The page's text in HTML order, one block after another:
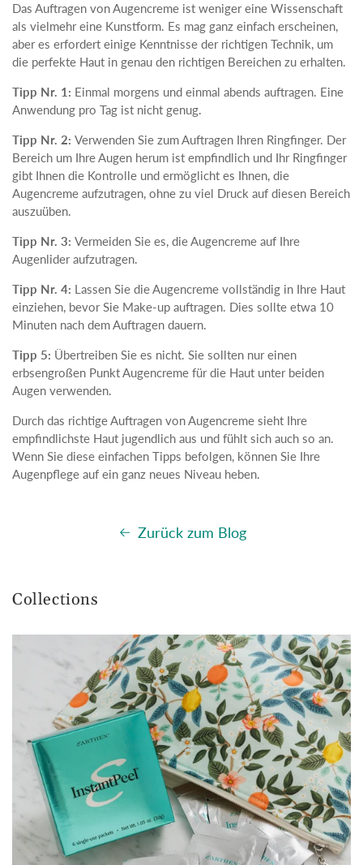
Das Auftragen von Augencreme ist weniger eine Wissenschaft
als vielmehr eine Kunstform. Es mag ganz einfach erscheinen,
aber es erfordert einige Kenntnisse der richtigen Technik, um
die perfekte Haut in genau den richtigen Bereichen zu erhalten.
Tipp Nr. 1: Einmal morgens und einmal abends auftragen. Eine
Anwendung pro Tag ist nicht genug.
Tipp Nr. 2: Verwenden Sie zum Auftragen Ihren Ringfinger. Der
Bereich um Ihre Augen herum ist empfindlich und Ihr Ringfinger
gibt Ihnen die Kontrolle und ermöglicht es Ihnen, die
Augencreme aufzutragen, ohne zu viel Druck auf diesen Bereich
auszuüben.
Tipp Nr. 3: Vermeiden Sie es, die Augencreme auf Ihre
Augenlider aufzutragen.
Tipp Nr. 4: Lassen Sie die Augencreme vollständig in Ihre Haut
einziehen, bevor Sie Make-up auftragen. Dies sollte etwa 10
Minuten nach dem Auftragen dauern.
Tipp 5: Übertreiben Sie es nicht. Sie sollten nur einen
erbsengroßen Punkt Augencreme für die Haut unter beiden
Augen verwenden.
Durch das richtige Auftragen von Augencreme sieht Ihre
empfindlichste Haut jugendlich aus und fühlt sich auch so an.
Wenn Sie diese einfachen Tipps befolgen, können Sie Ihre
Augenpflege auf ein ganz neues Niveau heben.
Zurück zum Blog
Collections